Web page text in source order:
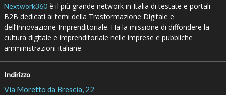
Nextwork360è il più grande network in Italia di testate e portali
B2B dedicati ai temi della Trasformazione Digitale e
dell’Innovazione Imprenditoriale. Ha la missione di diffondere la
cultura digitale e imprenditoriale nelle imprese e pubbliche
amministrazioni italiane.
Indirizzo
Via Moretto da Brescia, 22